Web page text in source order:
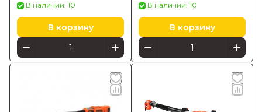
В наличии: 10
В корзину
В наличии: 10
В корзину